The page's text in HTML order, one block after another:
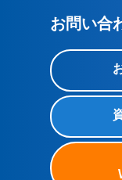
お問い合